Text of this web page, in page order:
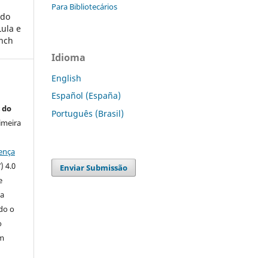
e
do
4.0
o
Para Bibliotecários
Idioma
English
Español (España)
Português (Brasil)
Enviar Submissão